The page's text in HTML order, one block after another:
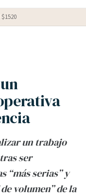
$1520
un trabajo
ser
“más serias” y
volumen” de la